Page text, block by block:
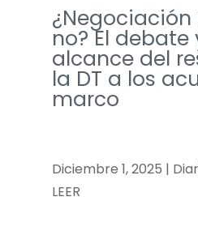
no? El debate
alcance del
la DT a los
marco
Diciembre 1, 2025 |
LEER